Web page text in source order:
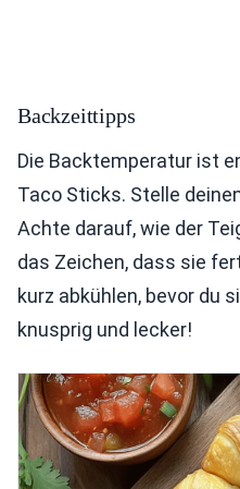
Backzeittipps
Die Backtemperatur ist
Taco Sticks. Stelle
Achte darauf, wie der
das Zeichen, dass sie
kurz abkühlen, bevor du
knusprig und lecker!